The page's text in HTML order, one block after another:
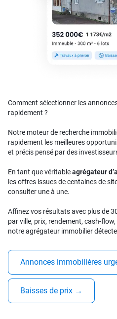
Comment sélectionner les
rapidement ?
Notre moteur de recherche
rapidement les meilleures
et précis pensé par des
En tant que véritableagrégateur
les offres issues de centaines de
consulter une à une.
Affinez vos résultats avec plus de
par ville, prix, rendement, cash-
notre agrégateur immobilier
Annonces immobilières
Baisses de prix →